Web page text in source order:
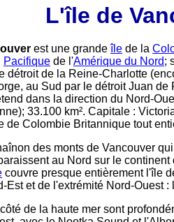
L'île de
est une grandeîle de la
Pacifique de l'Amérique du Nord;
détroit de la Reine-Charlotte
au Sud par le détroit Juan de
dans la direction du Nord-
33.100 km². Capitale :
de Colombie Britannique tout
des monts de Vancouver
au Nord sur le
couvre presque entièrement l'île
Est et de l'extrémité Nord-Ouest
de la haute mer sont